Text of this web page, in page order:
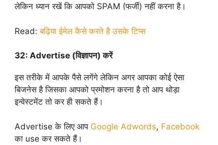
लेकिन ध्यान रखें कि आपको SPAM (फर्जी) नहीं करना है।
Read:बढ़िया ईमेल कैसे करते है उसके टिप्स
32: Advertise (विज्ञापन) करें
इस तरीके में आपके पैसे लगेंगे लेकिन अगर आपका कोई ऐसा
बिजनेस है जिसका आपको प्रमोशन करना है तो आप थोड़ा
इन्वेस्टमेंट तो कर ही सकते हैं।
Advertise के लिए आप Google Adwords, Facebook
का use कर सकते हैं।